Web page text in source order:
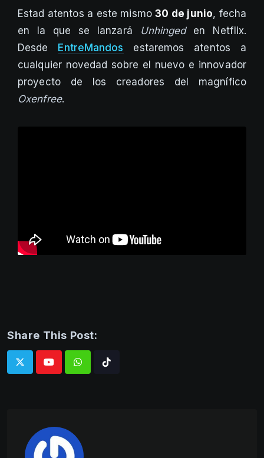
Estad atentos a este mismo30 de junio, fecha
en la que se lanzará
Unhingeden Netflix.
Desde EntreMandos estaremos atentos a
cualquier novedad sobre el nuevo e innovador
proyecto de los creadores del magnífico
Oxenfree.
Share This Post:
WhatsappTiktok